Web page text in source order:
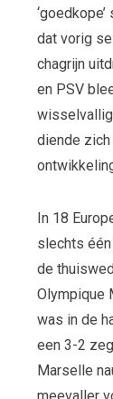
dat vorig
chagrijn
en PSV
diende zich
In 18
slechts
de
Olympique
was in de
een 3-2
Marselle